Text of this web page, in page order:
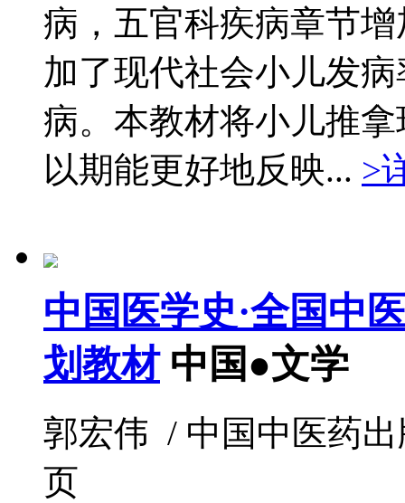
病，五官科疾病章节
加了现代社会小儿发
病。本教材将小儿推
以期能更好地反映... >
中国医学史·全国中
划教材 中国●文学
郭宏伟 / 中国中医药
页